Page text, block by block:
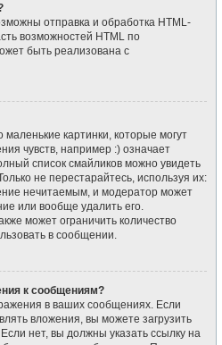
отправка и обработка HTML-
возможностей HTML по
быть реализована с
картинки, которые могут
чувств, например :) означает
список смайликов можно увидеть
не перестарайтесь, используя их:
нечитаемым, и модератор может
или вообще удалить его.
может ограничить количество
в сообщении.
к сообщениям?
в ваших сообщениях. Если
вложения, вы можете загрузить
нет, вы должны указать ссылку на